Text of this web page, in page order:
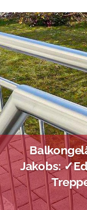
Jakobs: